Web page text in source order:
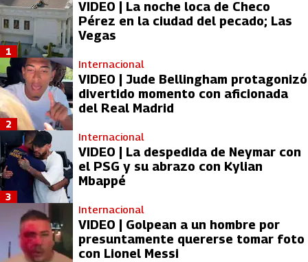
VIDEO | La noche loca de Checo
Pérez en la ciudad del pecado; Las
Vegas
1
Internacional
VIDEO | Jude Bellingham protagonizó
divertido momento con aficionada
del Real Madrid
2
Internacional
VIDEO | La despedida de Neymar con
el PSG y su abrazo con Kylian
Mbappé
3
Internacional
VIDEO | Golpean a un hombre por
presuntamente quererse tomar foto
con Lionel Messi